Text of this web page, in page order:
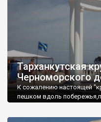
Тарханкутская
Черноморского
К сожалению настоящей
пешком вдоль